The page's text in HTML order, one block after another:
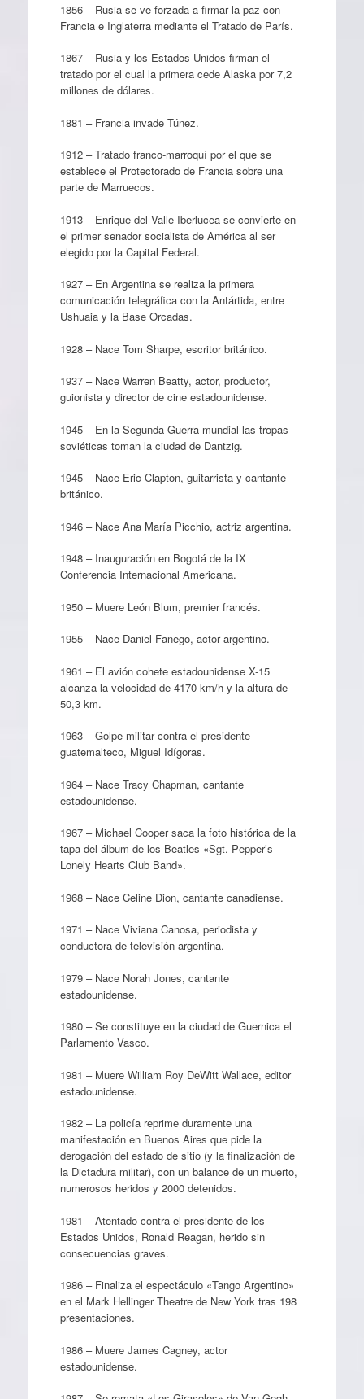
1856 – Rusia se ve forzada a firmar la paz con
Francia e Inglaterra mediante el Tratado de París.
1867 – Rusia y los Estados Unidos firman el
tratado por el cual la primera cede Alaska por 7,2
millones de dólares.
1881 – Francia invade Túnez.
1912 – Tratado franco-marroquí por el que se
establece el Protectorado de Francia sobre una
parte de Marruecos.
1913 – Enrique del Valle Iberlucea se convierte en
el primer senador socialista de América al ser
elegido por la Capital Federal.
1927 – En Argentina se realiza la primera
comunicación telegráfica con la Antártida, entre
Ushuaia y la Base Orcadas.
1928 – Nace Tom Sharpe, escritor británico.
1937 – Nace Warren Beatty, actor, productor,
guionista y director de cine estadounidense.
1945 – En la Segunda Guerra mundial las tropas
soviéticas toman la ciudad de Dantzig.
1945 – Nace Eric Clapton, guitarrista y cantante
británico.
1946 – Nace Ana María Picchio, actriz argentina.
1948 – Inauguración en Bogotá de la IX
Conferencia Internacional Americana.
1950 – Muere León Blum, premier francés.
1955 – Nace Daniel Fanego, actor argentino.
1961 – El avión cohete estadounidense X-15
alcanza la velocidad de 4170 km/h y la altura de
50,3 km.
1963 – Golpe militar contra el presidente
guatemalteco, Miguel Idígoras.
1964 – Nace Tracy Chapman, cantante
estadounidense.
1967 – Michael Cooper saca la foto histórica de la
tapa del álbum de los Beatles «Sgt. Pepper’s
Lonely Hearts Club Band».
1968 – Nace Celine Dion, cantante canadiense.
1971 – Nace Viviana Canosa, periodista y
conductora de televisión argentina.
1979 – Nace Norah Jones, cantante
estadounidense.
1980 – Se constituye en la ciudad de Guernica el
Parlamento Vasco.
1981 – Muere William Roy DeWitt Wallace, editor
estadounidense.
1982 – La policía reprime duramente una
manifestación en Buenos Aires que pide la
derogación del estado de sitio (y la finalización de
la Dictadura militar), con un balance de un muerto,
numerosos heridos y 2000 detenidos.
1981 – Atentado contra el presidente de los
Estados Unidos, Ronald Reagan, herido sin
consecuencias graves.
1986 – Finaliza el espectáculo «Tango Argentino»
en el Mark Hellinger Theatre de New York tras 198
presentaciones.
1986 – Muere James Cagney, actor
estadounidense.